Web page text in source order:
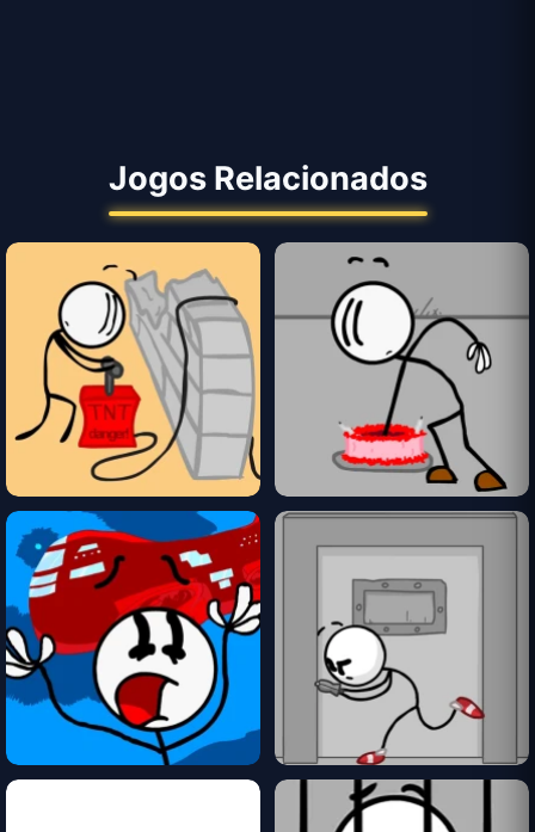
Jogos Relacionados